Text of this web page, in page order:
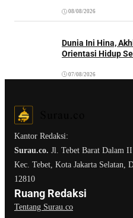
08/08/2026
Dunia Ini Hina,
Orientasi Hidup
07/08/2026
Kantor Redaksi:
Surau.co. Jl. Tebet Barat Dalam
Kec. Tebet, Kota Jakarta Selatan,
12810
Ruang Redaksi
Tentang Surau.co